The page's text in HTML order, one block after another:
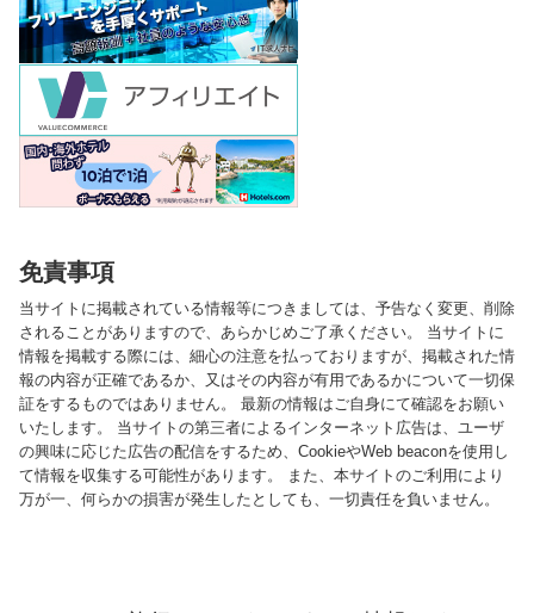
免責事項
当サイトに掲載されている情報等につきましては、予告なく変更、削除
されることがありますので、あらかじめご了承ください。 当サイトに
情報を掲載する際には、細心の注意を払っておりますが、掲載された情
報の内容が正確であるか、又はその内容が有用であるかについて一切保
証をするものではありません。 最新の情報はご自身にて確認をお願い
いたします。 当サイトの第三者によるインターネット広告は、ユーザ
の興味に応じた広告の配信をするため、CookieやWeb beaconを使用し
て情報を収集する可能性があります。 また、本サイトのご利用により
万が一、何らかの損害が発生したとしても、一切責任を負いません。